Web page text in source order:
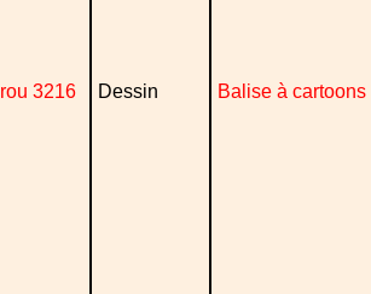
3216 Dessin Balise à cartoons